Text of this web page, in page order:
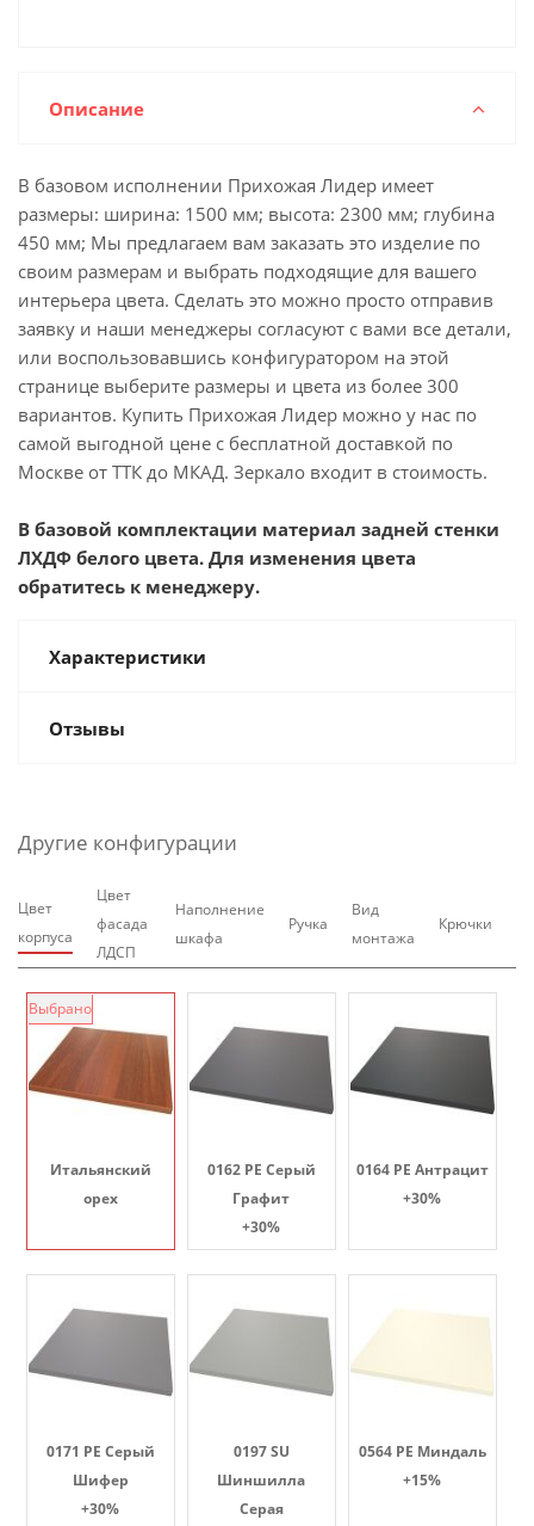
Описание
В базовом исполнении Прихожая Лидер имеет
размеры: ширина: 1500 мм; высота: 2300 мм; глубина
450 мм; Мы предлагаем вам заказать это изделие по
своим размерам и выбрать подходящие для вашего
интерьера цвета. Сделать это можно просто отправив
заявку и наши менеджеры согласуют с вами все детали,
или воспользовавшись конфигуратором на этой
странице выберите размеры и цвета из более 300
вариантов. Купить Прихожая Лидер можно у нас по
самой выгодной цене с бесплатной доставкой по
Москве от ТТК до МКАД. Зеркало входит в стоимость.
В базовой комплектации материал задней стенки
ЛХДФ белого цвета. Для изменения цвета
обратитесь к менеджеру.
Характеристики
Отзывы
Другие конфигурации
Цвет
корпуса
Цвет
фасада
ЛДСП
Наполнение
шкафа
Ручка
Вид
монтажа
Крючки
Итальянский
орех
Выбрано
0162 PE Серый
Графит
+30%
0164 PE Антрацит
+30%
0171 PE Серый
Шифер
+30%
0197 SU
Шиншилла
Серая
0564 PE Миндаль
+15%